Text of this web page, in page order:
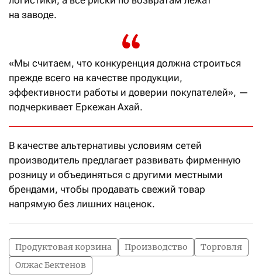
на заводе.
«Мы считаем, что конкуренция должна строиться
прежде всего на качестве продукции,
эффективности работы и доверии покупателей», —
подчеркивает Еркежан Ахай.
В качестве альтернативы условиям сетей
производитель предлагает развивать фирменную
розницу и объединяться с другими местными
брендами, чтобы продавать свежий товар
напрямую без лишних наценок.
Продуктовая корзина Производство
Торговля
Олжас Бектенов